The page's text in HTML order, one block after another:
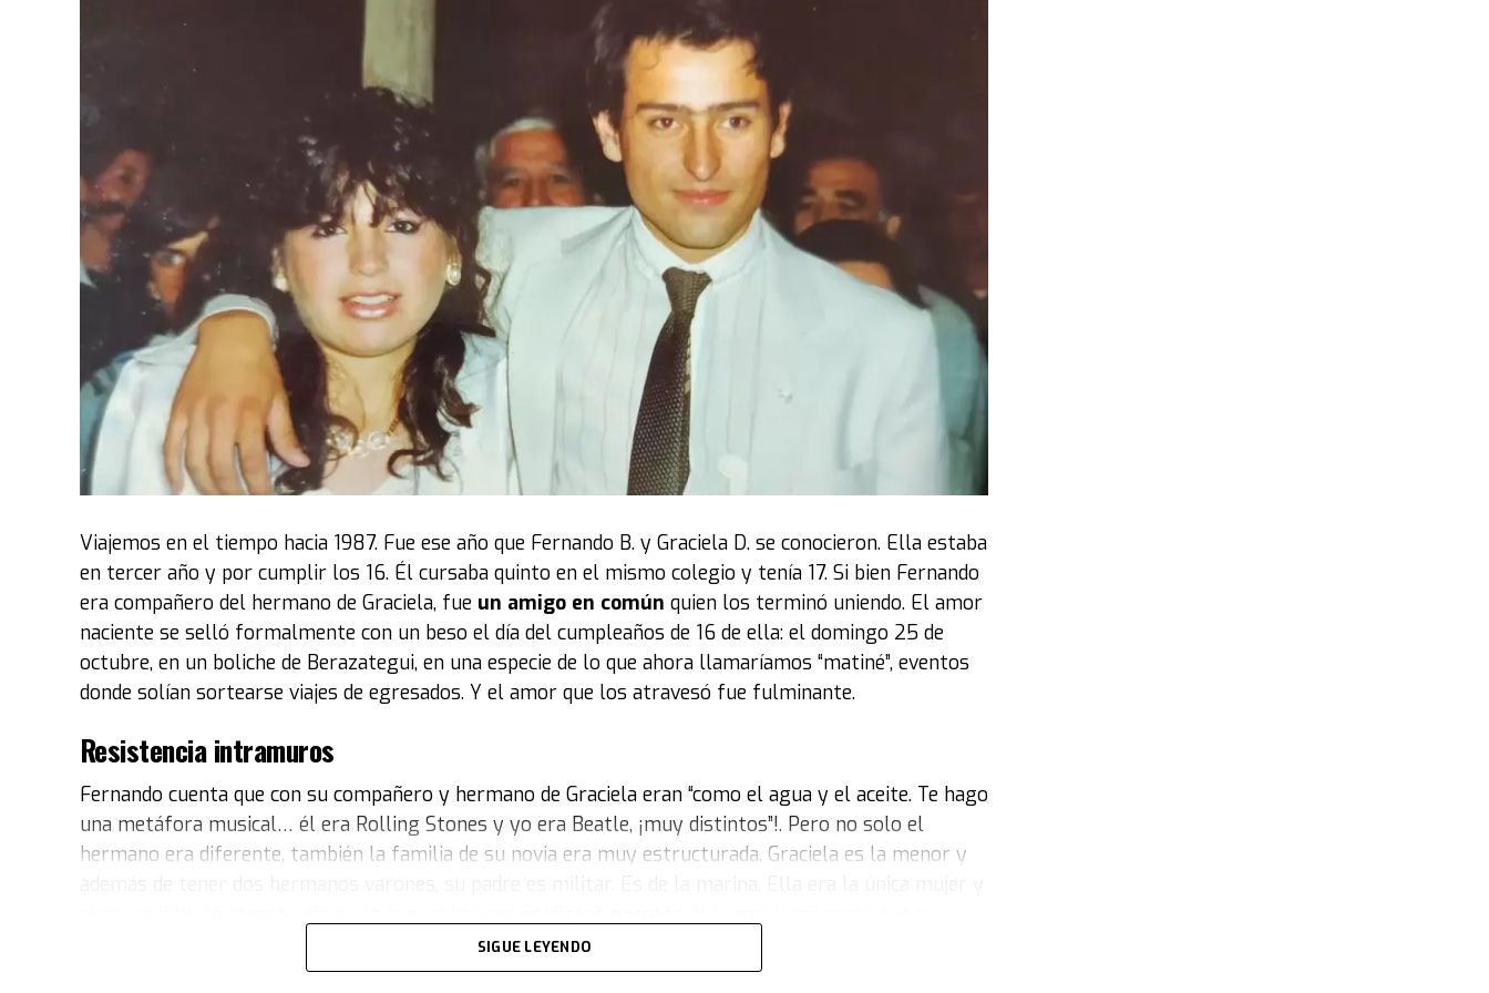
pintar de negro un modelo que solo conocía el rojo. Luego, gestionó la venta del coche en un
aeropuerto por un precio mayor al que había pagado originalmente, con el fin de reconciliar a
Ferlaino con Diego. Algo de esa historia estuvo presente en Buenos Aires.
“Tenemos una gran colección de Maradona porque obviamente es un gran ícono del fútbol. Se puede
ver la evolución de su vestuario desde que tiene un short del Cebollitas, pasando por mítico año 86 y
llegando hasta cuando le hacen su partido despedida", explica Acacia. Junto a la Ferrari negra se
iluminó la camiseta titular del Napoli que usó Diego.
“Traer estos objetos y vehículos fue toda una experiencia”, cuenta la curadora. "
Esta fue una primera
vez que tuvimos que traer vehículos y toda una colección pasando la cordillera
. Se necesitaron
unos 11 camiones especializados para estos 15 autos. Fue un trabajo bien inusual para el museo:
tuvimos que esperarlos, bajarlos, recibirlos y subirlos a las plataformas para luego ubicarlos en el
pabellón".
Luego, explicó el criterio con el que se montó el evento al que pueden concurrir los fanáticos hasta el
2 de octubre en Costa Salguero. “La idea de la exposición, como decía el título, fue '
Íconos sobre
Ruedas’. Por lo tanto, se eligieron vehículos emblemáticos. Obviamente, para la Argentina,este de
personaje, comoMarilyn Monroe".
Entre los coches exhibidos también estuvo el legendarioDeLoreanque se utilizó en la célebre
película Volver al Futuro. El modelo fue abierto para el público, mostrando los detalles de un
tablero que permanece impoluto y colorido.
personalidades de ese tipo y autos icónicos del cine, como el
propietario“, expresó Acacia.
“Si podemos nombrar algunos de los autos, el más representativo es el de Diego Maradona. Pero
de la colección presidencial, que es un modelo similar al que usaba
(de Guns N’ Roses), entre otros".
Viajemos en el tiempo hacia 1987. Fue ese año que Fernando B. y Graciela D. se conocieron. Ella estaba
en tercer año y por cumplir los 16. Él cursaba quinto en el mismo colegio y tenía 17. Si bien Fernando
era compañero del hermano de Graciela, fue un amigo en común quien los terminó uniendo. El amor
naciente se selló formalmente con un beso el día del cumpleaños de 16 de ella: el domingo 25 de
octubre, en un boliche de Berazategui, en una especie de lo que ahora llamaríamos “matiné”, eventos
donde solían sortearse viajes de egresados. Y el amor que los atravesó fue fulminante.
Resistencia intramuros
Fernando cuenta que con su compañero y hermano de Graciela eran “como el agua y el aceite. Te hago
una metáfora musical… él era Rolling Stones y yo era Beatle, ¡muy distintos”!. Pero no solo el
hermano era diferente, también la familia de su novia era muy estructurada. Graciela es la menor y
aprobaban… ¡Yo era parte de lo que no aprobaban! Creo que me rechazaban por una cuestión de
diferencias. Mi suegro es del interior y quizá pensaba que yo pretendía hacerme más de lo que era,
SIGUE LEYENDO